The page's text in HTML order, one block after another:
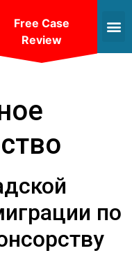
по
Free Case
Review